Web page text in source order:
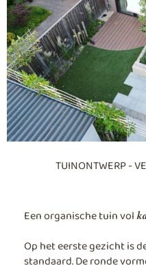
TUINONTWERP -
Een organische tuin vol
Op het eerste gezicht is
standaard. De ronde